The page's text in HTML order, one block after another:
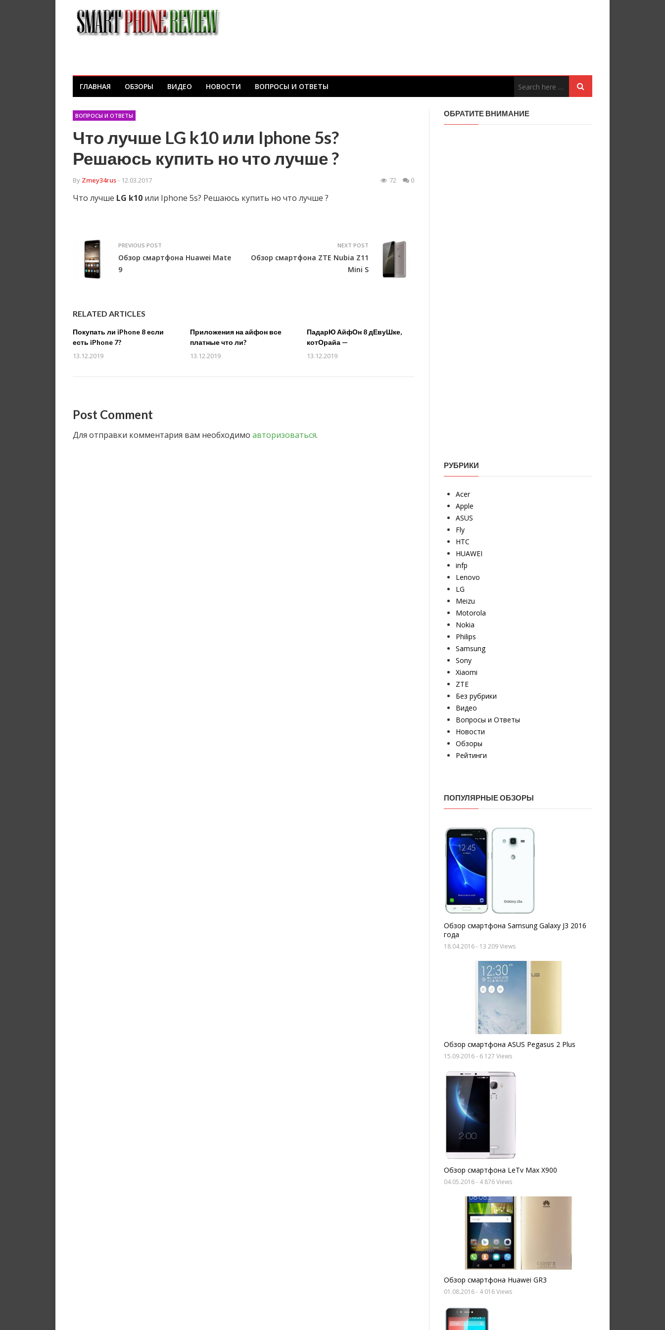
ГЛАВНАЯ ОБЗОРЫ ВИДЕО НОВОСТИ ВОПРОСЫ И ОТВЕТЫ
ВОПРОСЫ И ОТВЕТЫ
Что лучше LG k10 или Iphone 5s?
Решаюсь купить но что лучше ?
By Zmey34rus- 12.03.2017 72 0
Что лучше LG k10 или Iphone 5s? Решаюсь купить но что лучше ?
PREVIOUS POST
Обзор смартфона Huawei Mate
9
NEXT POST
Обзор смартфона ZTE Nubia Z11
Mini S
RELATED ARTICLES
Покупать ли iPhone 8 если
есть iPhone 7?
13.12.2019
Приложения на айфон все
платные что ли?
13.12.2019
ПадарЮ АйфОн 8 дЕвуШке,
котОрайа —
13.12.2019
Post Comment
Для отправки комментария вам необходимо авторизоваться.
ОБРАТИТЕ ВНИМАНИЕ
РУБРИКИ
Acer
Apple
ASUS
Fly
HTC
HUAWEI
infp
Lenovo
LG
Meizu
Motorola
Nokia
Philips
Samsung
Sony
Xiaomi
ZTE
Без рубрики
Видео
Вопросы и Ответы
Новости
Обзоры
Рейтинги
ПОПУЛЯРНЫЕ ОБЗОРЫ
Обзор смартфона Samsung Galaxy J3 2016
года
18.04.2016- 13 209 Views
Обзор смартфона ASUS Pegasus 2 Plus
15.09.2016- 6 127 Views
Обзор смартфона LeTv Max X900
04.05.2016- 4 876 Views
Обзор смартфона Huawei GR3
01.08.2016- 4 016 Views